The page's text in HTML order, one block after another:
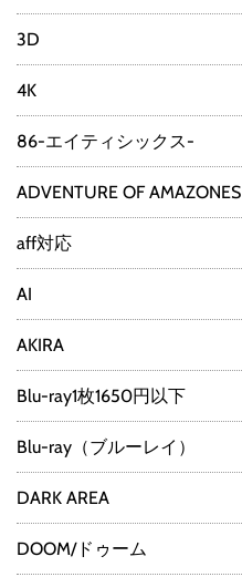
3D
4K
86-エイティシックス-
ADVENTURE OF AMAZONES
aff対応
AI
AKIRA
Blu-ray1枚1650円以下
Blu-ray（ブルーレイ）
DARK AREA
DOOM/ドゥーム